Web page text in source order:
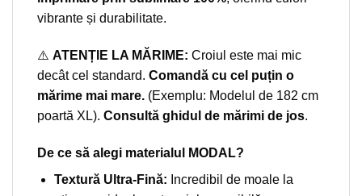
vibrante și durabilitate.
⚠️ ATENȚIE LA MĂRIME: Croiul este mai mic
decât cel standard. Comandă cu cel puțin o
mărime mai mare. (Exemplu: Modelul de 182 cm
poartă XL). Consultă ghidul de mărimi de jos.
De ce să alegi materialul MODAL?
Textură Ultra-Fină: Incredibil de moale la